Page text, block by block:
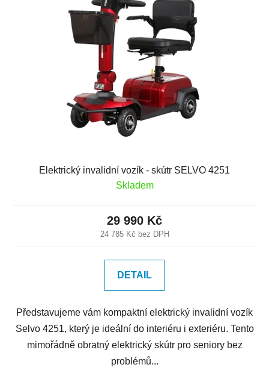
Elektrický invalidní vozík - skútr SELVO 4251
Skladem
24 785 Kč bez DPH
29 990 Kč
DETAIL
Představujeme vám kompaktní elektrický invalidní vozík
Selvo 4251, který je ideální do interiéru i exteriéru. Tento
mimořádně obratný elektrický skútr pro seniory bez
problémů...